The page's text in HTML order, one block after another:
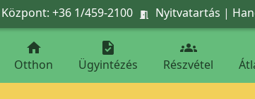
Központ: +36 1/459-2100  Nyitvatartás |

Otthon

Ügyintézés

Részvétel